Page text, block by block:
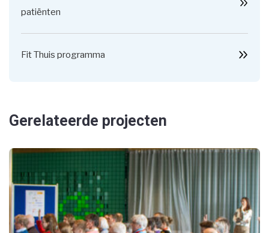
patiënten
Fit Thuis programma
Gerelateerde projecten